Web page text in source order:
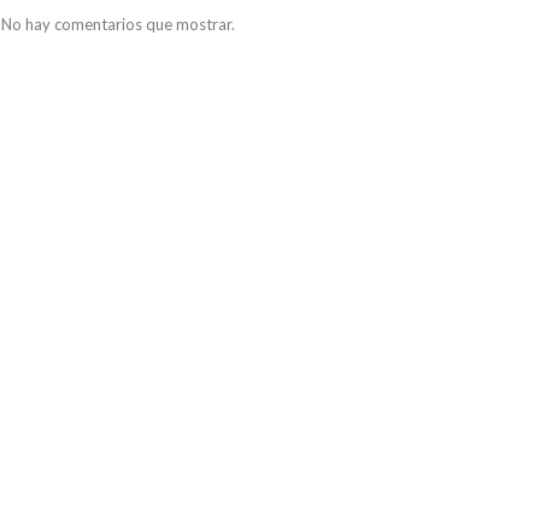
No hay comentarios que mostrar.